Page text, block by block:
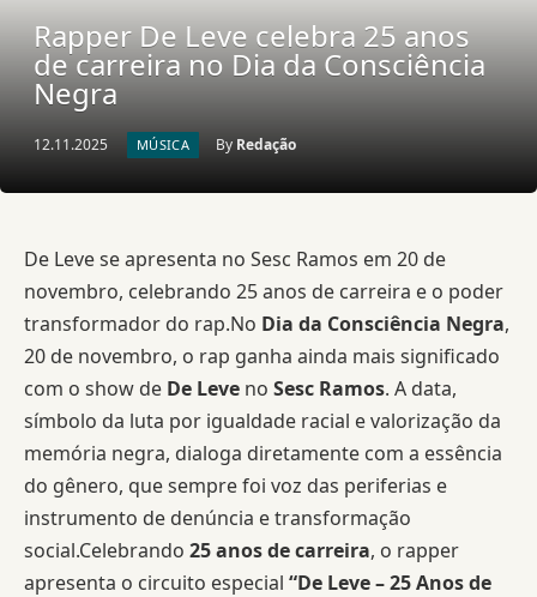
Rapper De Leve celebra 25 anos
de carreira no Dia da Consciência
Negra
12.11.2025 MÚSICA By Redação
De Leve se apresenta no Sesc Ramos em 20 de
novembro, celebrando 25 anos de carreira e o poder
transformador do rap.No Dia da Consciência Negra,
20 de novembro, o rap ganha ainda mais significado
com o show de De Leve no Sesc Ramos. A data,
símbolo da luta por igualdade racial e valorização da
memória negra, dialoga diretamente com a essência
do gênero, que sempre foi voz das periferias e
instrumento de denúncia e transformação
social.Celebrando 25 anos de carreira, o rapper
apresenta o circuito especial “De Leve – 25 Anos de